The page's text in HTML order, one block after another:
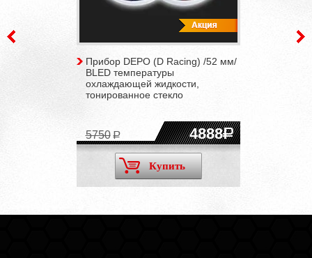
Прибор DEPO (D Racing) /52 мм/
BLED температуры
охлаждающей жидкости,
тонированное стекло
4888
5750
Купить